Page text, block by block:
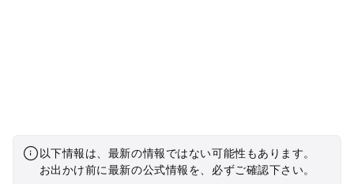
以下情報は、最新の情報ではない可能性もあります。
お出かけ前に最新の公式情報を、必ずご確認下さい。